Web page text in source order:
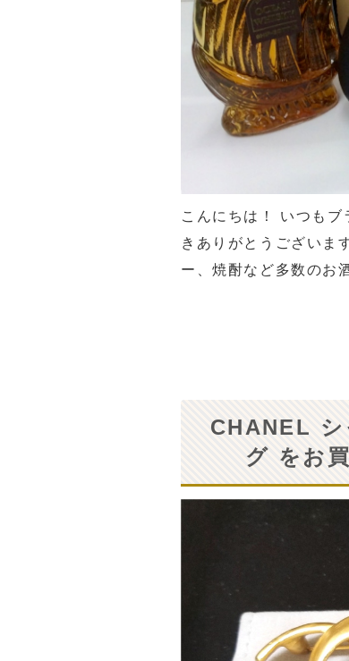
こんにちは！ いつも
きありがとうございま
ー、焼酎など多数のお
CHANEL
グ をお